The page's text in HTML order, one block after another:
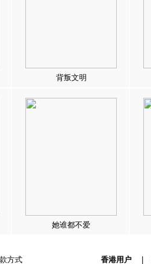
背叛文明
她谁都不爱
方式 香港用户|